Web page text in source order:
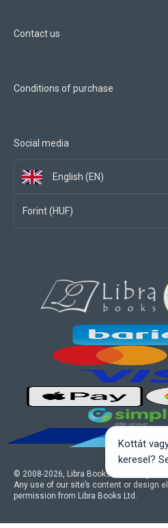
Contact us
Conditions of purchase
Social media
English (EN)
Forint (HUF)
© 2008-2026, Libra Books Ltd. All rights
Any use of our site’s content or design
permission from Libra Books Ltd.
Kottát
keresel?